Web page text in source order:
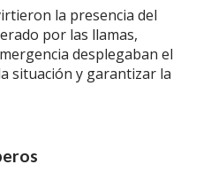
la presencia del
por las llamas,
desplegaban el
situación y garantizar la